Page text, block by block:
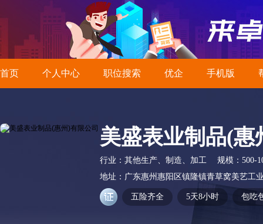
首页 个人中心 职位搜索 优企 手机版
美盛表业制品(惠
行业： 其他生产、制造、加工 规模： 500-
地址： 广东惠州惠阳区镇隆镇青草窝美艺工
五险齐全 5天8小时 包吃